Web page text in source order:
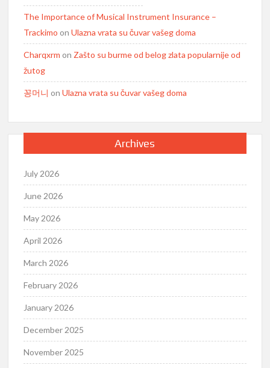
The Importance of Musical Instrument Insurance –
Trackimo onUlazna vrata su čuvar vašeg doma
Charqxrm on Zašto su burme od belog zlata popularnije od
žutog
꽁머니 onUlazna vrata su čuvar vašeg doma
Archives
July 2026
June 2026
May 2026
April 2026
March 2026
February 2026
January 2026
December 2025
November 2025